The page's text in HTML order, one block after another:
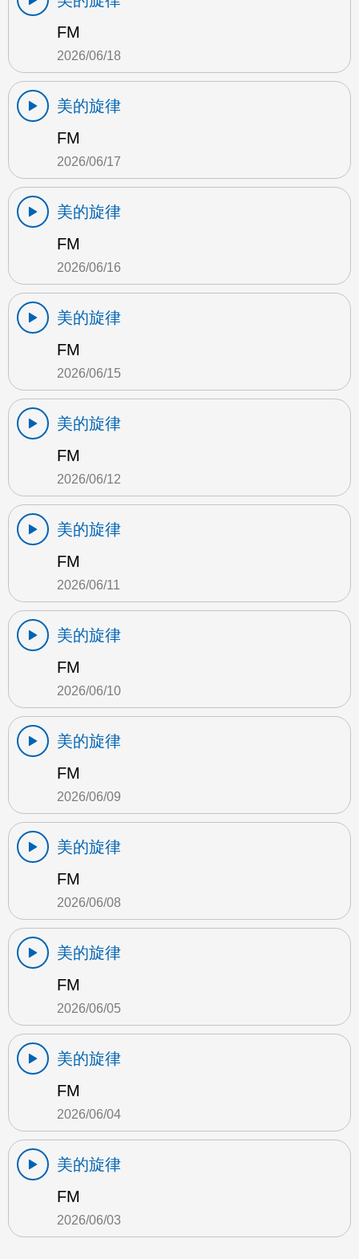
FM
2026/06/18
美的旋律
FM
2026/06/17
美的旋律
FM
2026/06/16
美的旋律
FM
2026/06/15
美的旋律
FM
2026/06/12
美的旋律
FM
2026/06/11
美的旋律
FM
2026/06/10
美的旋律
FM
2026/06/09
美的旋律
FM
2026/06/08
美的旋律
FM
2026/06/05
美的旋律
FM
2026/06/04
美的旋律
FM
2026/06/03